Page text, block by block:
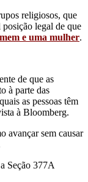
religiosos, que
posição legal de que
e uma mulher.
de que as
à parte das
as pessoas têm
à Bloomberg.
avançar sem causar
Seção 377A